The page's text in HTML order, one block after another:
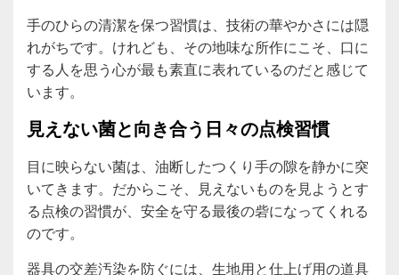
手のひらの清潔を保つ習慣は、技術の華やかさには隠
れがちです。けれども、その地味な所作にこそ、口に
する人を思う心が最も素直に表れているのだと感じて
います。
見えない菌と向き合う日々の点検習慣
目に映らない菌は、油断したつくり手の隙を静かに突
いてきます。だからこそ、見えないものを見ようとす
る点検の習慣が、安全を守る最後の砦になってくれる
のです。
器具の交差汚染を防ぐには、生地用と仕上げ用の道具